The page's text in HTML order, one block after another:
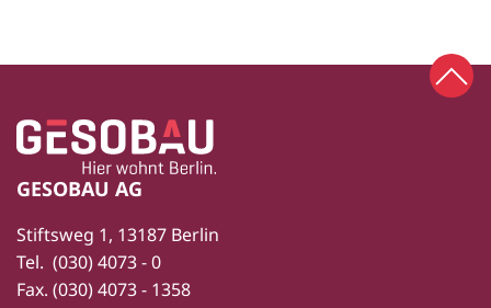
Fußbereich
Zur Startseite
GESOBAU AG
Stiftsweg 1, 13187 Berlin
Tel. (030) 4073 - 0
Fax. (030) 4073 - 1358